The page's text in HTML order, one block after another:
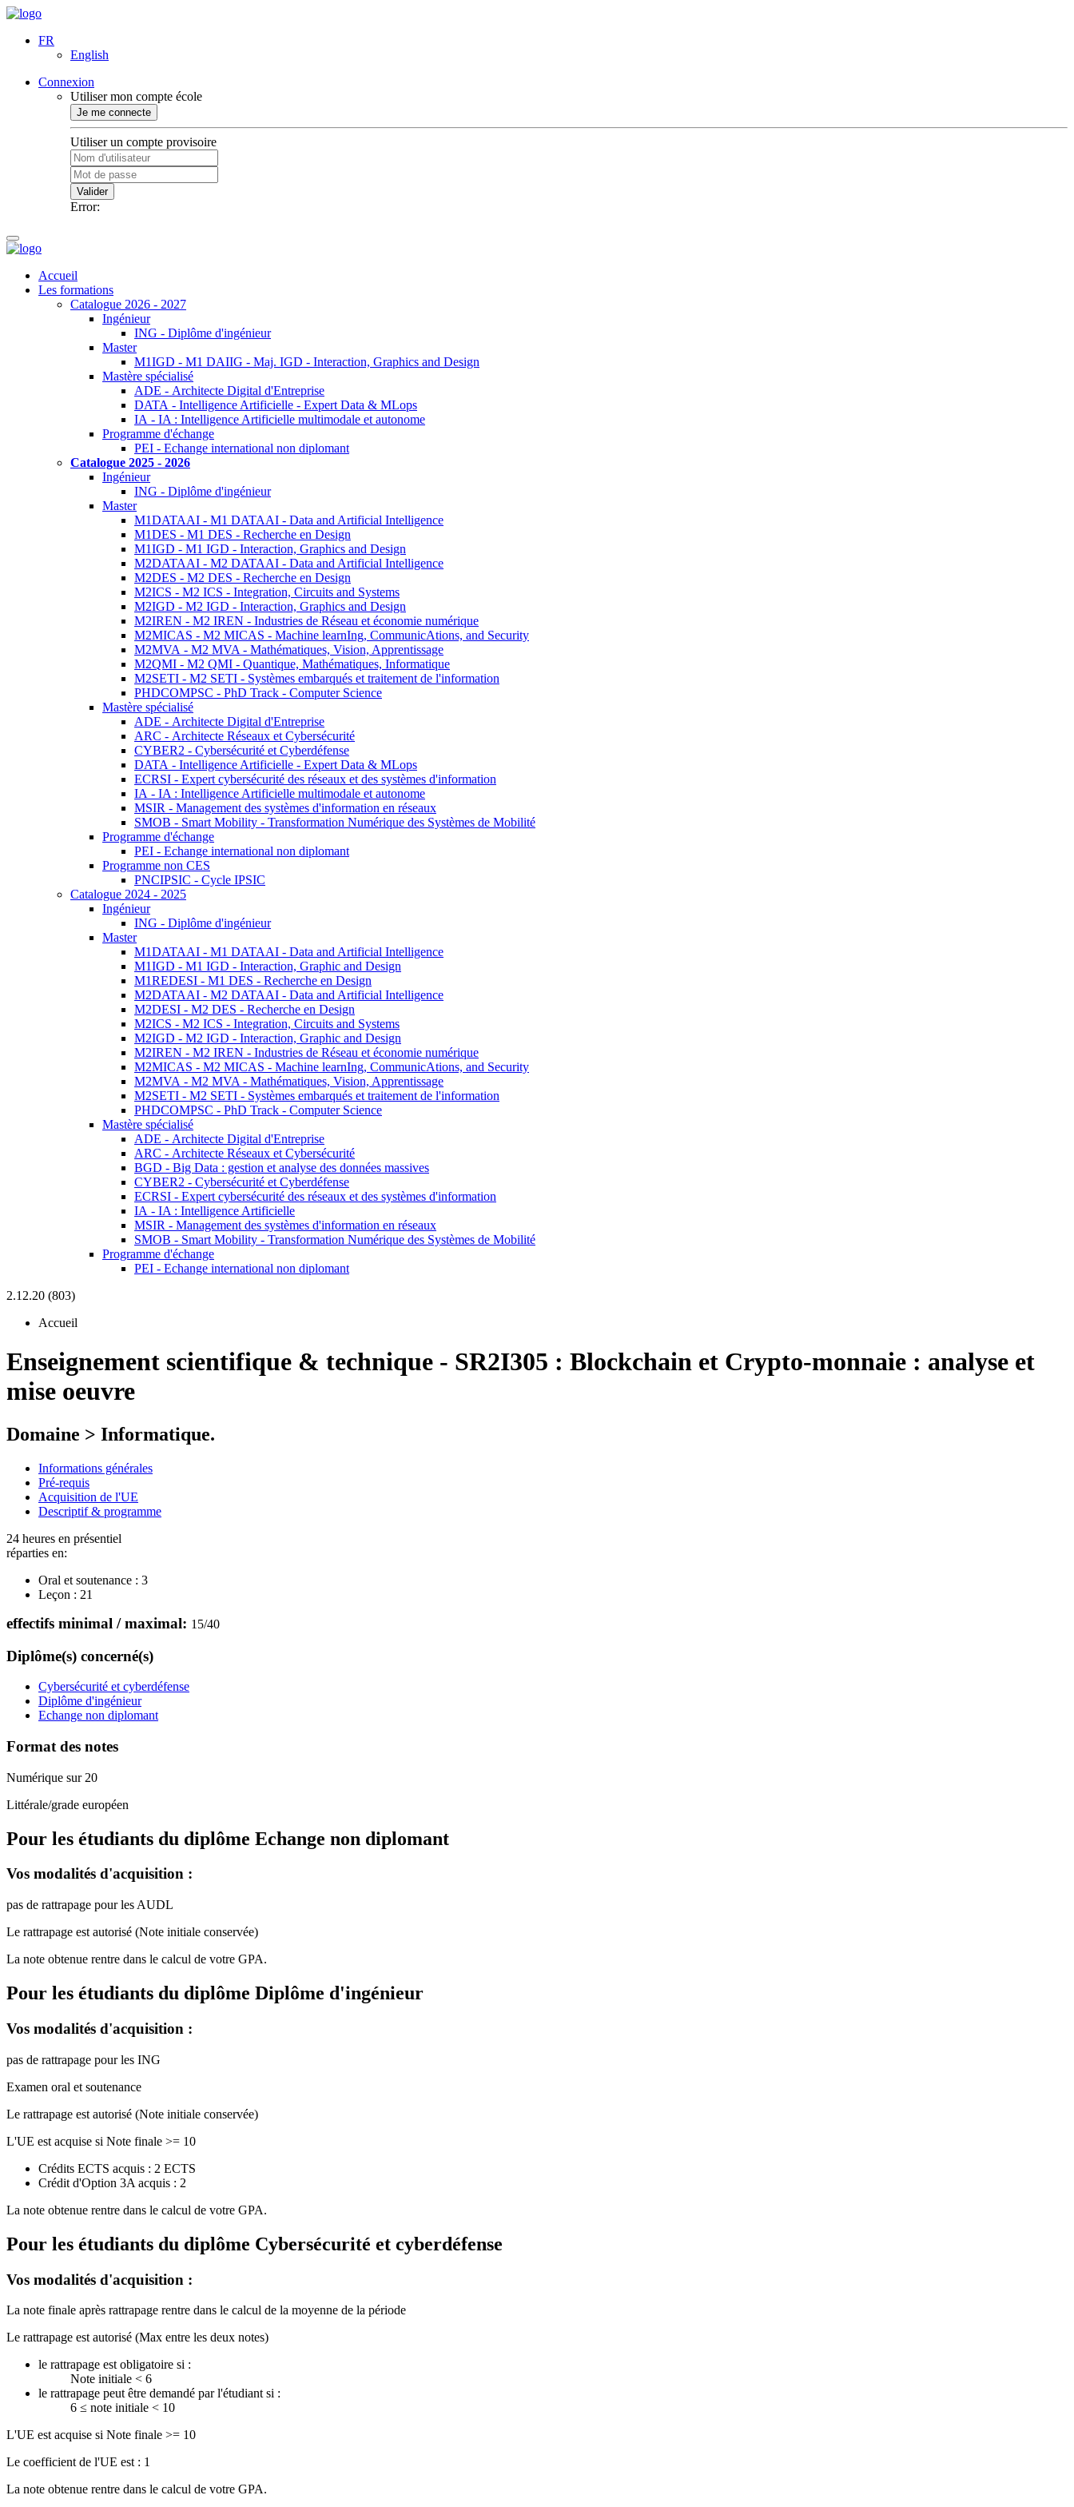
FR
English
Connexion
Utiliser mon compte école
Je me connecte
Utiliser un compte provisoire
Valider
Error:
Accueil
Les formations
Catalogue 2026 - 2027
Ingénieur
ING - Diplôme d'ingénieur
Master
M1IGD - M1 DAIIG - Maj. IGD - Interaction, Graphics and Design
Mastère spécialisé
ADE - Architecte Digital d'Entreprise
DATA - Intelligence Artificielle - Expert Data & MLops
IA - IA : Intelligence Artificielle multimodale et autonome
Programme d'échange
PEI - Echange international non diplomant
Catalogue 2025 - 2026
Ingénieur
ING - Diplôme d'ingénieur
Master
M1DATAAI - M1 DATAAI - Data and Artificial Intelligence
M1DES - M1 DES - Recherche en Design
M1IGD - M1 IGD - Interaction, Graphics and Design
M2DATAAI - M2 DATAAI - Data and Artificial Intelligence
M2DES - M2 DES - Recherche en Design
M2ICS - M2 ICS - Integration, Circuits and Systems
M2IGD - M2 IGD - Interaction, Graphics and Design
M2IREN - M2 IREN - Industries de Réseau et économie numérique
M2MICAS - M2 MICAS - Machine learnIng, CommunicAtions, and Security
M2MVA - M2 MVA - Mathématiques, Vision, Apprentissage
M2QMI - M2 QMI - Quantique, Mathématiques, Informatique
M2SETI - M2 SETI - Systèmes embarqués et traitement de l'information
PHDCOMPSC - PhD Track - Computer Science
Mastère spécialisé
ADE - Architecte Digital d'Entreprise
ARC - Architecte Réseaux et Cybersécurité
CYBER2 - Cybersécurité et Cyberdéfense
DATA - Intelligence Artificielle - Expert Data & MLops
ECRSI - Expert cybersécurité des réseaux et des systèmes d'information
IA - IA : Intelligence Artificielle multimodale et autonome
MSIR - Management des systèmes d'information en réseaux
SMOB - Smart Mobility - Transformation Numérique des Systèmes de Mobilité
Programme d'échange
PEI - Echange international non diplomant
Programme non CES
PNCIPSIC - Cycle IPSIC
Catalogue 2024 - 2025
Ingénieur
ING - Diplôme d'ingénieur
Master
M1DATAAI - M1 DATAAI - Data and Artificial Intelligence
M1IGD - M1 IGD - Interaction, Graphic and Design
M1REDESI - M1 DES - Recherche en Design
M2DATAAI - M2 DATAAI - Data and Artificial Intelligence
M2DESI - M2 DES - Recherche en Design
M2ICS - M2 ICS - Integration, Circuits and Systems
M2IGD - M2 IGD - Interaction, Graphic and Design
M2IREN - M2 IREN - Industries de Réseau et économie numérique
M2MICAS - M2 MICAS - Machine learnIng, CommunicAtions, and Security
M2MVA - M2 MVA - Mathématiques, Vision, Apprentissage
M2SETI - M2 SETI - Systèmes embarqués et traitement de l'information
PHDCOMPSC - PhD Track - Computer Science
Mastère spécialisé
ADE - Architecte Digital d'Entreprise
ARC - Architecte Réseaux et Cybersécurité
BGD - Big Data : gestion et analyse des données massives
CYBER2 - Cybersécurité et Cyberdéfense
ECRSI - Expert cybersécurité des réseaux et des systèmes d'information
IA - IA : Intelligence Artificielle
MSIR - Management des systèmes d'information en réseaux
SMOB - Smart Mobility - Transformation Numérique des Systèmes de Mobilité
Programme d'échange
PEI - Echange international non diplomant
2.12.20 (803)
Accueil
Enseignement scientifique & technique - SR2I305 : Blockchain et Crypto-monnaie : analyse et
mise oeuvre
Domaine > Informatique.
Informations générales
Pré-requis
Acquisition de l'UE
Descriptif & programme
24 heures en présentiel
réparties en:
Oral et soutenance : 3
Leçon : 21
effectifs minimal / maximal: 15/40
Diplôme(s) concerné(s)
Cybersécurité et cyberdéfense
Diplôme d'ingénieur
Echange non diplomant
Format des notes
Numérique sur 20
Littérale/grade européen
Pour les étudiants du diplôme Echange non diplomant
Vos modalités d'acquisition :
pas de rattrapage pour les AUDL
Le rattrapage est autorisé (Note initiale conservée)
La note obtenue rentre dans le calcul de votre GPA.
Pour les étudiants du diplôme Diplôme d'ingénieur
Vos modalités d'acquisition :
pas de rattrapage pour les ING
Examen oral et soutenance
Le rattrapage est autorisé (Note initiale conservée)
L'UE est acquise si Note finale >= 10
Crédits ECTS acquis : 2 ECTS
Crédit d'Option 3A acquis : 2
La note obtenue rentre dans le calcul de votre GPA.
Pour les étudiants du diplôme Cybersécurité et cyberdéfense
Vos modalités d'acquisition :
La note finale après rattrapage rentre dans le calcul de la moyenne de la période
Le rattrapage est autorisé (Max entre les deux notes)
le rattrapage est obligatoire si :
Note initiale < 6
le rattrapage peut être demandé par l'étudiant si :
6 ≤ note initiale < 10
L'UE est acquise si Note finale >= 10
Le coefficient de l'UE est : 1
La note obtenue rentre dans le calcul de votre GPA.